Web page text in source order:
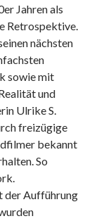
Jahren als
Retrospektive.
nächsten
sowie mit
und
Ulrike S.
freizügige
bekannt
So
der Aufführung